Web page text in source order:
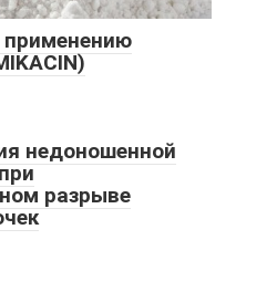
применению
недоношенной
разрыве